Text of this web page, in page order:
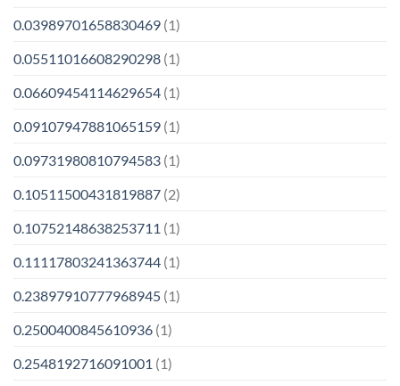
0.03989701658830469 (1)
0.05511016608290298 (1)
0.06609454114629654 (1)
0.09107947881065159 (1)
0.09731980810794583 (1)
0.10511500431819887 (2)
0.10752148638253711 (1)
0.11117803241363744 (1)
0.23897910777968945 (1)
0.2500400845610936 (1)
0.2548192716091001 (1)